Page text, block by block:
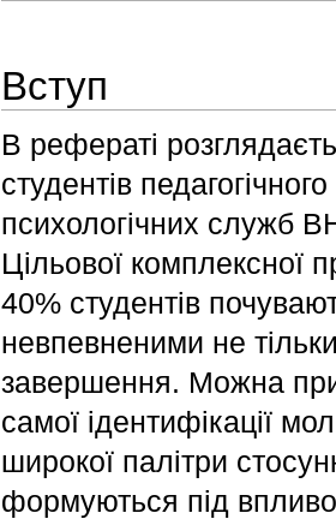
Вступ
В рефераті
студентів
психологічних служб
Цільової комплексної
40% студентів
невпевненими не
завершення. Можна
самої ідентифікації
широкої палітри
формуються під